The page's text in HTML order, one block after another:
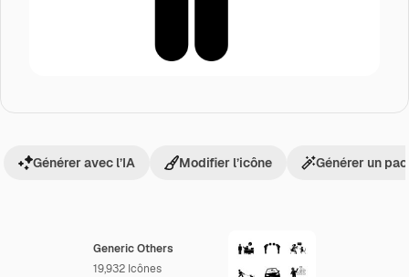
Generic Others
19,932 Icônes
Générer avec l’IA Modifier l’icône Générer un